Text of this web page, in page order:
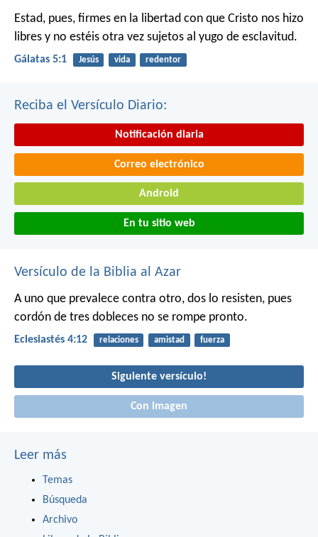
Estad, pues, firmes en la libertad con que Cristo nos hizo
libres y no estéis otra vez sujetos al yugo de esclavitud.
Gálatas 5:1 Jesús vida redentor
Reciba el Versículo Diario:
Notificación diaria
Correo electrónico
Android
En tu sitio web
Versículo de la Biblia al Azar
A uno que prevalece contra otro, dos lo resisten, pues
cordón de tres dobleces no se rompe pronto.
Eclesiastés 4:12 relaciones amistad fuerza
Siguiente versículo!
Con imagen
Leer más
Temas
Búsqueda
Archivo